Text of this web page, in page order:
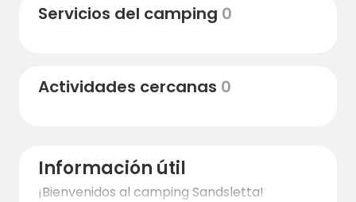
Servicios del camping 0
Actividades cercanas 0
Información útil
¡Bienvenidos al camping Sandsletta!